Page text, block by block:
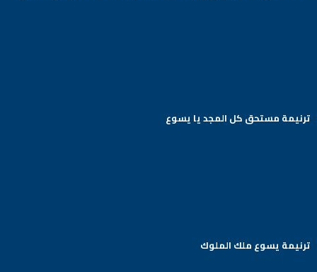
ترنيمة مستحق كل المجد يا يسوع
ترنيمة يسوع ملك الملوك